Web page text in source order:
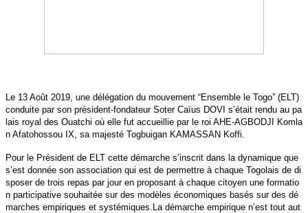
Le 13 Août 2019, une délégation du mouvement “Ensemble le Togo” (ELT)
conduite par son président-fondateur Soter Caïus DOVI s’était rendu au pa
lais royal des Ouatchi où elle fut accueillie par le roi AHE-AGBODJI Komla
n Afatohossou IX, sa majesté Togbuigan KAMASSAN Koffi.
Pour le Président de ELT cette démarche s’inscrit dans la dynamique que
s’est donnée son association qui est de permettre à chaque Togolais de di
sposer de trois repas par jour en proposant à chaque citoyen une formatio
n participative souhaitée sur des modèles économiques basés sur des dé
marches empiriques et systémiques.La démarche empirique n’est tout aut